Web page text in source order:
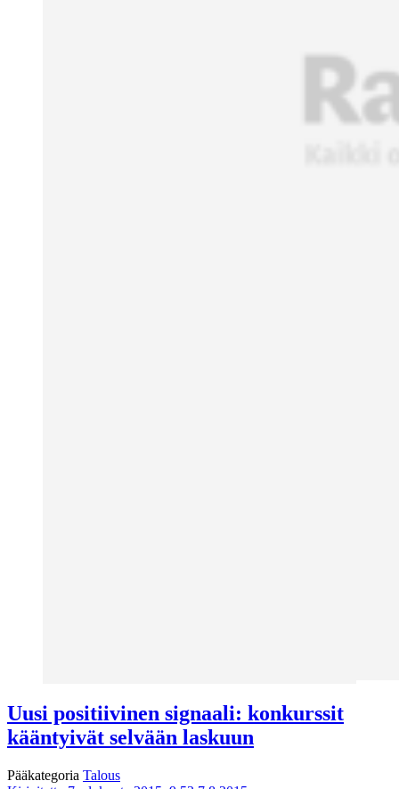
Uusi positiivinen signaali: konkurssit
kääntyivät selvään laskuun
Pääkategoria Talous